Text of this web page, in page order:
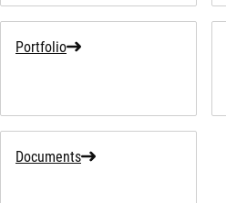
Portfolio
Documents